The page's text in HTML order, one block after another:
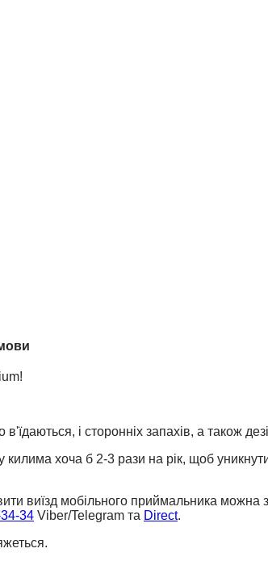
і сторонніх запахів, а також
килима хоча б 2-3 рази на рік, щоб
виїзд мобільного приймальника можна
34 Viber/Telegram та Direct.